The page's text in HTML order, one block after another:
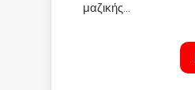
μαζικής...